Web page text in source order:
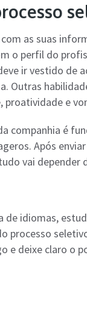
as suas
o perfil do
ir vestido de
Outras
e
companhia é
Após
vai depender
idiomas,
processo
deixe claro o